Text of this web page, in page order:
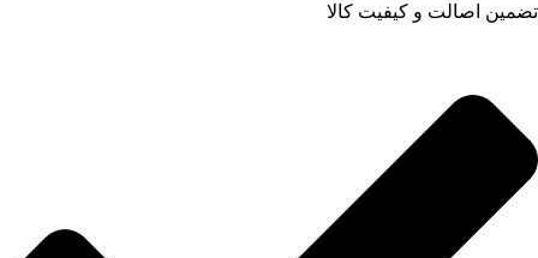
تضمین اصالت و کیفیت کالا